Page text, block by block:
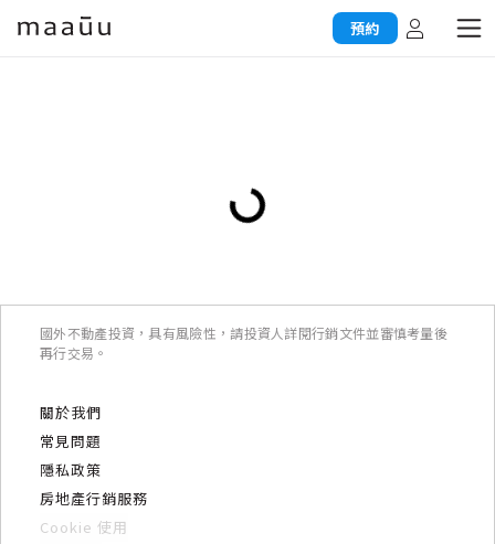
預約
國外不動產投資，具有風險性，請投資人詳閱行銷文件並審慎考量後
再行交易。
關於我們
常見問題
隱私政策
房地產行銷服務
Cookie 使用